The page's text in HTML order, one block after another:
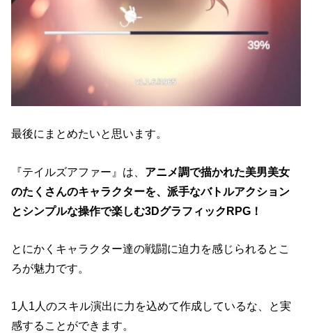
最後にまとめたいと思います。
『テイルズアファー』は、 アニメ調で描かれた美男美女
のたくさんのキャラクターを、派手なバトルアクション
とシンプルな操作で楽しむ3DグラフィックRPG！
とにかくキャラクター達の戦闘に迫力を感じられるとこ
ろが魅力です。
1人1人のスキル演出に力を込めて作成しているな、と実
感することができます。